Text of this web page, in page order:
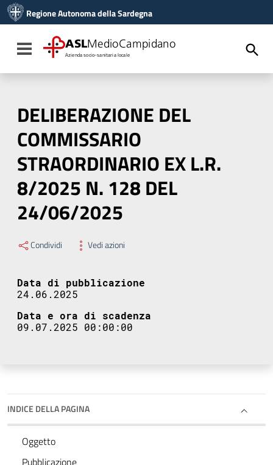
Vai al menu di navigazione
Vai al footer
Regione Autonoma della Sardegna
Toggle navigation
ASLMedioCampidano
Azienda socio-sanitaria locale
DELIBERAZIONE DEL
COMMISSARIO
STRAORDINARIO EX L.R.
8/2025 N. 128 DEL
24/06/2025
Condividi Vedi azioni
Data di pubblicazione
24.06.2025
Data e ora di scadenza
09.07.2025 00:00:00
INDICE DELLA PAGINA
Oggetto